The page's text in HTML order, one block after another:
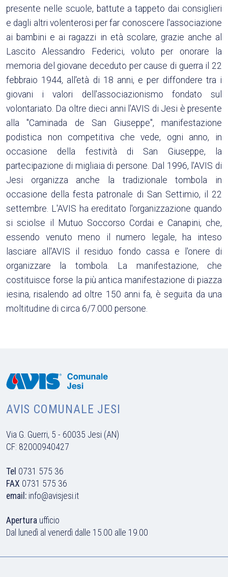
presente nelle scuole, battute a tappeto dai consiglieri
e dagli altri volenterosi per far conoscere l'associazione
ai bambini e ai ragazzi in età scolare, grazie anche al
Lascito Alessandro Federici, voluto per onorare la
memoria del giovane deceduto per cause di guerra il 22
febbraio 1944, all'età di 18 anni, e per diffondere tra i
giovani i valori dell'associazionismo fondato sul
volontariato. Da oltre dieci anni l'AVIS di Jesi è presente
alla "Caminada de San Giuseppe", manifestazione
podistica non competitiva che vede, ogni anno, in
occasione della festività di San Giuseppe, la
partecipazione di migliaia di persone. Dal 1996, l'AVIS di
Jesi organizza anche la tradizionale tombola in
occasione della festa patronale di San Settimio, il 22
settembre. L'AVIS ha ereditato l'organizzazione quando
si sciolse il Mutuo Soccorso Cordai e Canapini, che,
essendo venuto meno il numero legale, ha inteso
lasciare all'AVIS il residuo fondo cassa e l'onere di
organizzare la tombola. La manifestazione, che
costituisce forse la più antica manifestazione di piazza
iesina, risalendo ad oltre 150 anni fa, è seguita da una
moltitudine di circa 6/7.000 persone.
AVIS COMUNALE JESI
Via G. Guerri, 5 - 60035 Jesi (AN)
CF: 82000940427
Tel 0731 575 36
FAX 0731 575 36
email: info@avisjesi.it
Apertura ufficio
Dal lunedì al venerdì dalle 15.00 alle 19.00